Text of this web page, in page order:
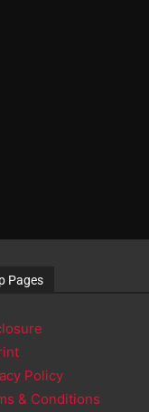
Pages
Policy
& Conditions